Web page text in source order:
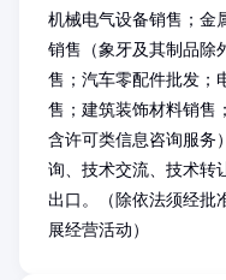
机械电气设备销售；金
销售（象牙及其制品除
售；汽车零配件批发；
售；建筑装饰材料销售
含许可类信息咨询服务
询、技术交流、技术转
出口。（除依法须经批
展经营活动）